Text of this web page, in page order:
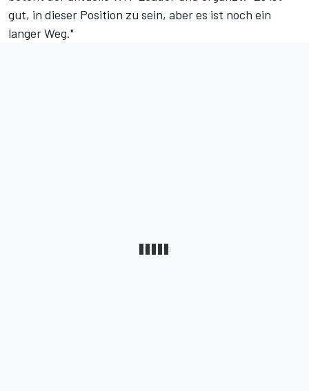
gut, in dieser Position zu sein, aber es ist noch ein
langer Weg."